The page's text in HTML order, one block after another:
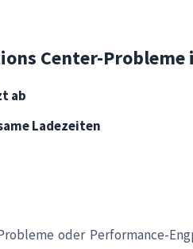
Center-
ab
Ladezeiten
oder Performance-